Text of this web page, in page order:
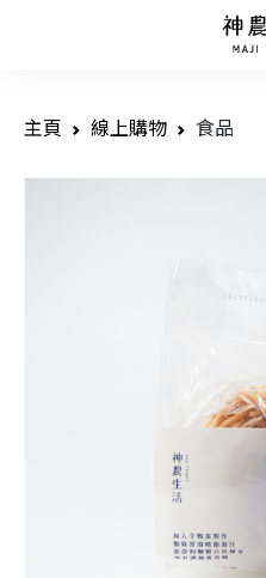
主頁 線上購物 食品